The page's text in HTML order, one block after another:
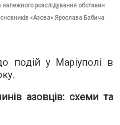
належного розслідування обставин
«Азова» Ярослава Бабича
подій у Маріуполі в
азовців: схеми та